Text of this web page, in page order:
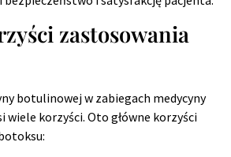
zastosowania
botulinowej w zabiegach medycyny
korzyści. Oto główne korzyści